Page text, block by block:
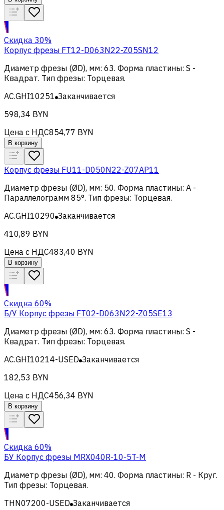
Скидка 30%
Корпус фрезы FT12-D063N22-Z05SN12
Диаметр фрезы (ØD), мм: 63. Форма пластины: S -
Квадрат. Тип фрезы: Торцевая.
AC.GHI10251 Заканчивается
598,34 BYN
Цена с НДС854,77 BYN
В корзину
Корпус фрезы FU11-D050N22-Z07AP11
Диаметр фрезы (ØD), мм: 50. Форма пластины: A -
Параллелограмм 85°. Тип фрезы: Торцевая.
AC.GHI10290 Заканчивается
410,89 BYN
Цена с НДС483,40 BYN
В корзину
Скидка 60%
Б/У Корпус фрезы FT02-D063N22-Z05SE13
Диаметр фрезы (ØD), мм: 63. Форма пластины: S -
Квадрат. Тип фрезы: Торцевая.
AC.GHI10214-USED Заканчивается
182,53 BYN
Цена с НДС456,34 BYN
В корзину
Скидка 60%
БУ Корпус фрезы MRX040R-10-5T-M
Диаметр фрезы (ØD), мм: 40. Форма пластины: R - Круг.
Тип фрезы: Торцевая.
THN07200-USED Заканчивается